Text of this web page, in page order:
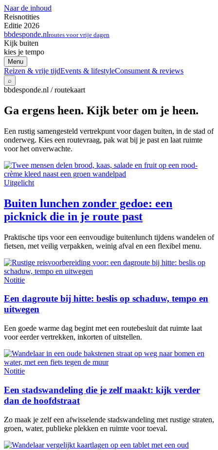
Naar de inhoud
Reisnotities
Editie 2026
bbdesponde.nlroutes voor vrije dagen
Kijk buiten
kies je tempo
Menu
Reizen & vrije tijdEvents & lifestyleConsument & reviews
⌕
bbdesponde.nl / routekaart
Ga ergens heen. Kijk beter om je heen.
Een rustig samengesteld vertrekpunt voor dagen buiten, in de stad of
onderweg. Kies een routevraag, pak wat bij je past en laat ruimte
voor het onverwachte.
Uitgelicht
Buiten lunchen zonder gedoe: een
picknick die in je route past
Praktische tips voor een eenvoudige buitenlunch tijdens wandelen of
fietsen, met veilig verpakken, weinig afval en een flexibel menu.
Notitie
Een dagroute bij hitte: beslis op schaduw, tempo en
uitwegen
Een goede warme dag begint met een routebesluit dat ruimte laat
voor eerder vertrekken, inkorten of uitstellen.
Notitie
Een stadswandeling die je zelf maakt: kijk verder
dan de hoofdstraat
Zo maak je zelf een afwisselende stadswandeling met rustige straten,
groen, water, publieke plekken en ruimte voor toeval.